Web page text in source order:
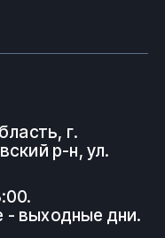
марок и
Российской
заказов
осуществление
габаритными
г.
р-н, ул.
- выходные дни.